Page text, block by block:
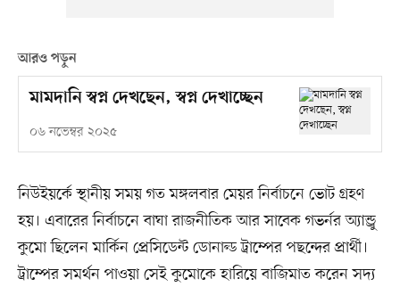
আরও পড়ুন
মামদানি স্বপ্ন দেখছেন, স্বপ্ন দেখাচ্ছেন
০৬ নভেম্বর ২০২৫
নিউইয়র্কে স্থানীয় সময় গত মঙ্গলবার মেয়র নির্বাচনে ভোট গ্রহণ
হয়। এবারের নির্বাচনে বাঘা রাজনীতিক আর সাবেক গভর্নর অ্যান্ড্রু
কুমো ছিলেন মার্কিন প্রেসিডেন্ট ডোনাল্ড ট্রাম্পের পছন্দের প্রার্থী।
ট্রাম্পের সমর্থন পাওয়া সেই কুমোকে হারিয়ে বাজিমাত করেন সদ্য